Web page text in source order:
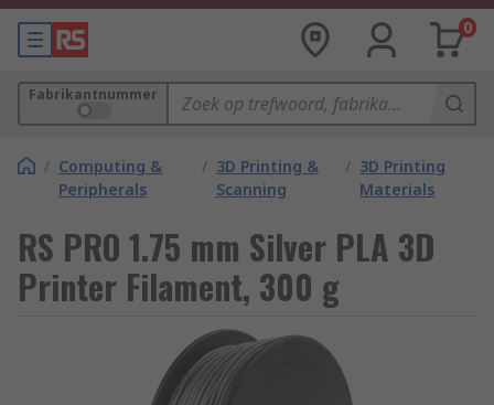
0
Fabrikantnummer
/ Computing &
Peripherals
/ 3D Printing &
Scanning
/ 3D Printing
Materials
RS PRO 1.75 mm Silver PLA 3D
Printer Filament, 300 g